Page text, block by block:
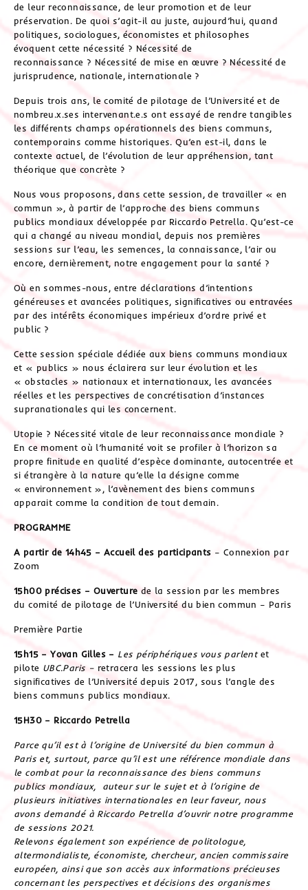
de leur reconnaissance, de leur promotion et de leur
préservation. De quoi s’agit-il au juste, aujourd’hui, quand
politiques, sociologues, économistes et philosophes
évoquent cette nécessité ? Nécessité de
reconnaissance ? Nécessité de mise en œuvre ? Nécessité de
jurisprudence, nationale, internationale ?
Depuis trois ans, le comité de pilotage de l’Université et de
nombreu.x.ses intervenant.e.s ont essayé de rendre tangibles
les différents champs opérationnels des biens communs,
contemporains comme historiques. Qu’en est-il, dans le
contexte actuel, de l’évolution de leur appréhension, tant
théorique que concrète ?
Nous vous proposons, dans cette session, de travailler « en
commun », à partir de l’approche des biens communs
publics mondiaux développée par Riccardo Petrella. Qu’est-ce
qui a changé au niveau mondial, depuis nos premières
sessions sur l’eau, les semences, la connaissance, l’air ou
encore, dernièrement, notre engagement pour la santé ?
Où en sommes-nous, entre déclarations d’intentions
généreuses et avancées politiques, significatives ou entravées
par des intérêts économiques impérieux d’ordre privé et
public ?
Cette session spéciale dédiée aux biens communs mondiaux
et « publics » nous éclairera sur leur évolution et les
« obstacles » nationaux et internationaux, les avancées
réelles et les perspectives de concrétisation d’instances
supranationales qui les concernent.
Utopie ? Nécessité vitale de leur reconnaissance mondiale ?
En ce moment où l’humanité voit se profiler à l’horizon sa
propre finitude en qualité d’espèce dominante, autocentrée et
si étrangère à la nature qu’elle la désigne comme
« environnement », l’avènement des biens communs
apparait comme la condition de tout demain.
PROGRAMME
A partir de 14h45 – Accueil des participants – Connexion par
Zoom
15h00 précises – Ouverture de la session par les membres
du comité de pilotage de l’Université du bien commun – Paris
Première Partie
15h15 –Yovan Gilles – Les périphériques vous parlentet
pilote UBC.Paris – retracera les sessions les plus
significatives de l’Université depuis 2017, sous l’angle des
biens communs publics mondiaux.
15H30 – Riccardo Petrella
Parce qu’il est à l’origine de Université du bien commun à
Paris et, surtout, parce qu’il est une référence mondiale dans
le combat pour la reconnaissance des biens communs
publics mondiaux, auteur sur le sujet et à l’origine de
plusieurs initiatives internationales en leur faveur, nous
avons demandé à Riccardo Petrella d’ouvrir notre programme
de sessions 2021.
Relevons également son expérience de politologue,
altermondialiste, économiste, chercheur, ancien commissaire
européen, ainsi que son accès aux informations précieuses
concernant les perspectives et décisions des organismes